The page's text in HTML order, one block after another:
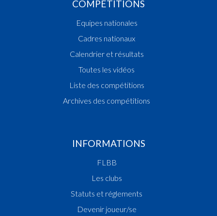
COMPÉTITIONS
Equipes nationales
Cadres nationaux
Calendrier et résultats
Toutes les vidéos
Liste des compétitions
Archives des compétitions
INFORMATIONS
FLBB
Les clubs
Statuts et réglements
Devenir joueur/se